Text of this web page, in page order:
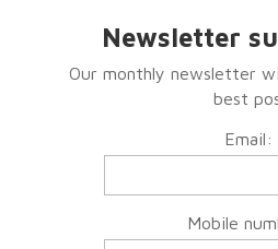
Newsletter
Our monthly newsletter
best
Email:
Mobile